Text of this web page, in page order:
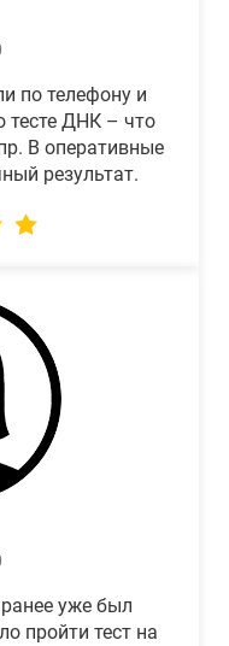
по телефону и
тесте ДНК – что
В оперативные
результат.
уже был
пройти тест на